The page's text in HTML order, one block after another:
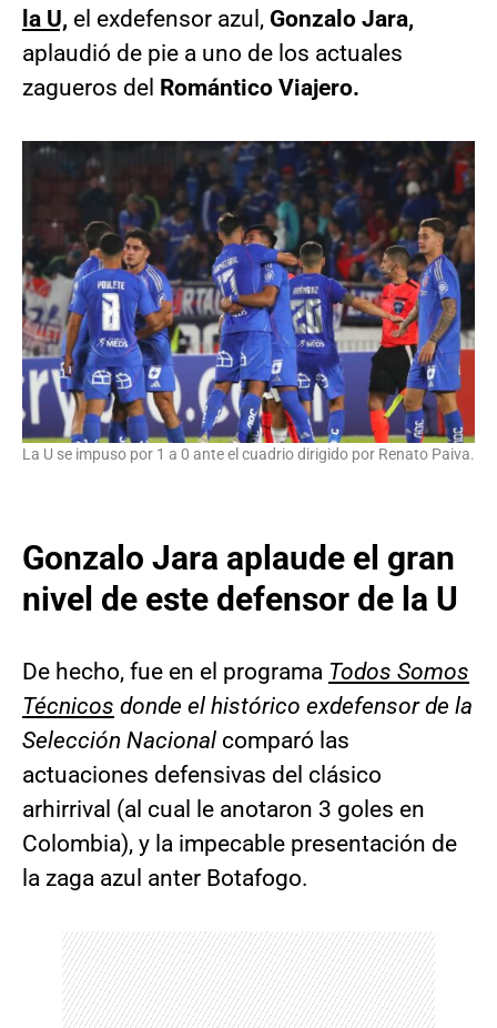
la U, el exdefensor azul, Gonzalo Jara,
aplaudió de pie a uno de los actuales
zagueros del Romántico Viajero.
La U se impuso por 1 a 0 ante el cuadrio dirigido por Renato Paiva.
Gonzalo Jara aplaude el gran
nivel de este defensor de la U
De hecho, fue en el programa Todos Somos
Técnicos donde el histórico exdefensor de la
Selección Nacional comparó las
actuaciones defensivas del clásico
arhirrival (al cual le anotaron 3 goles en
Colombia), y la impecable presentación de
la zaga azul anter Botafogo.